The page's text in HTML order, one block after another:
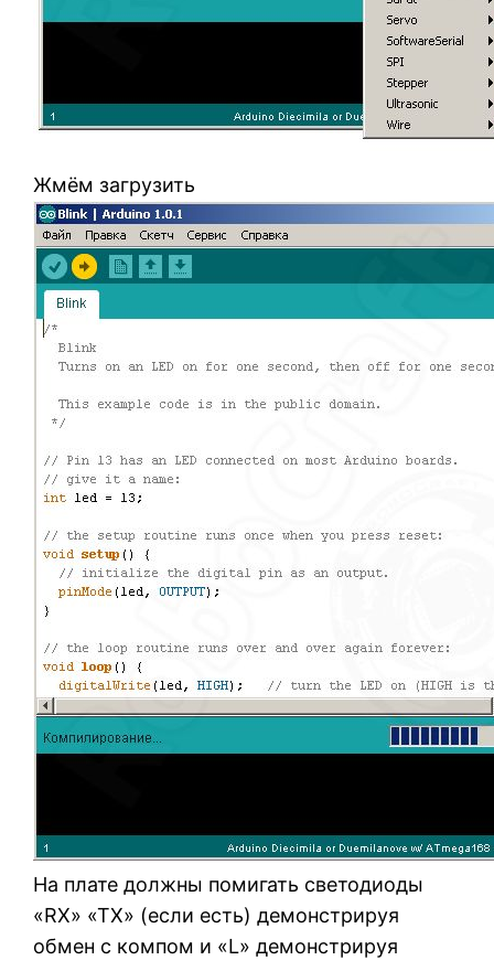
Жмём загрузить
На плате должны помигать светодиоды
«RX» «TX» (если есть) демонстрируя
обмен с компом и «L» демонстрируя